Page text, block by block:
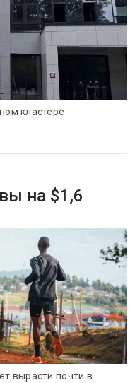
кластере
на $1,6
вырасти почти в